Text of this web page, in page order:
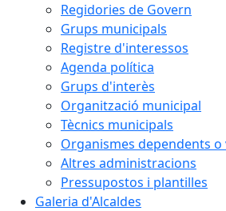
Regidories de Govern
Grups municipals
Registre d'interessos
Agenda política
Grups d'interès
Organització municipal
Tècnics municipals
Organismes dependents o
Altres administracions
Pressupostos i plantilles
Galeria d'Alcaldes